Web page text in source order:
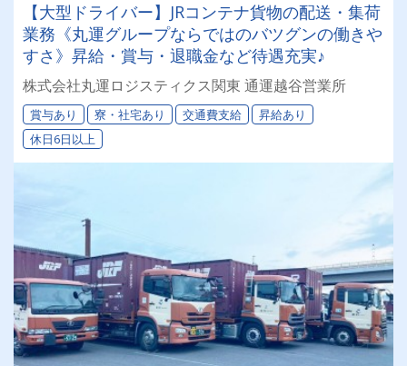
【大型ドライバー】JRコンテナ貨物の配送・集荷
業務《丸運グループならではのバツグンの働きや
すさ》昇給・賞与・退職金など待遇充実♪
株式会社丸運ロジスティクス関東 通運越谷営業所
賞与あり 寮・社宅あり 交通費支給
昇給あり
休日6日以上